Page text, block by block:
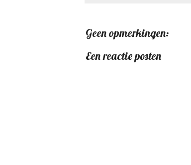
Geen opmerkingen:
Een reactie posten